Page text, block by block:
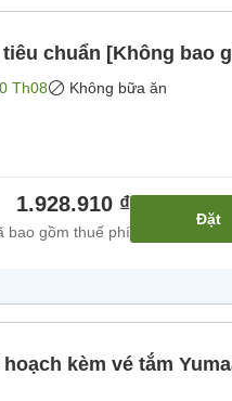
chuẩn [Không bao
Th08 Không bữa ăn
1.928.910 ₫
bao gồm thuế phí
Đặt
kèm vé tắm